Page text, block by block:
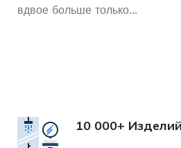
вдвое больше только...
10 000+